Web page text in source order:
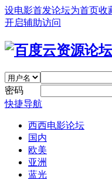
设电影首发论坛为首页收
开启辅助访问
密码
快捷导航
西西电影论坛
国内
欧美
亚洲
蓝光